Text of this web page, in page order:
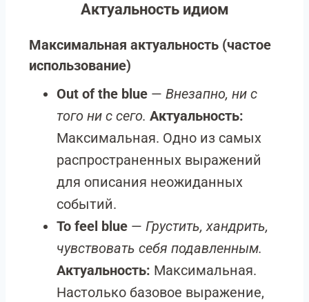
Актуальность идиом
Максимальная актуальность (частое
использование)
Out of the blue — Внезапно, ни с
того ни с сего. Актуальность:
Максимальная. Одно из самых
распространенных выражений
для описания неожиданных
событий.
To feel blue — Грустить, хандрить,
чувствовать себя подавленным.
Актуальность: Максимальная.
Настолько базовое выражение,